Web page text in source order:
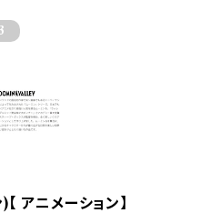
アニメーション】